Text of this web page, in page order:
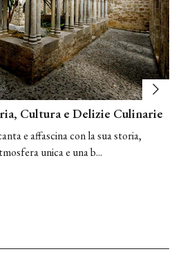
Cultura e Delizie Culinarie
e affascina con la sua storia,
unica e una b...